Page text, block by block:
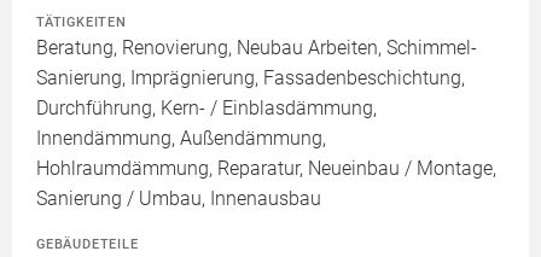
TÄTIGKEITEN
Beratung, Renovierung, Neubau Arbeiten, Schimmel-
Sanierung, Imprägnierung, Fassadenbeschichtung,
Durchführung, Kern- / Einblasdämmung,
Innendämmung, Außendämmung,
Hohlraumdämmung, Reparatur, Neueinbau / Montage,
Sanierung / Umbau, Innenausbau
GEBÄUDETEILE